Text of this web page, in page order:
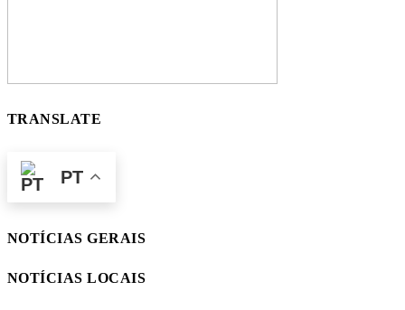
TRANSLATE
PT
NOTÍCIAS GERAIS
NOTÍCIAS LOCAIS